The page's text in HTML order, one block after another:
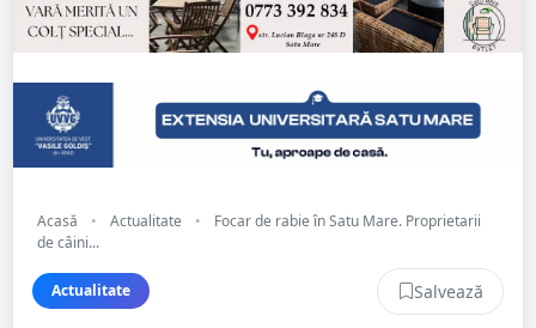
Acasă • Actualitate •
Focar de rabie în Satu Mare. Proprietarii
de câini...
Actualitate Salvează